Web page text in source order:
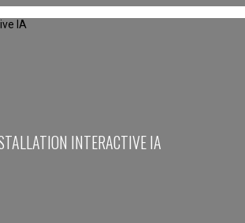
INTERACTIVE IA